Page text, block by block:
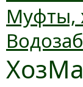
Муфты,